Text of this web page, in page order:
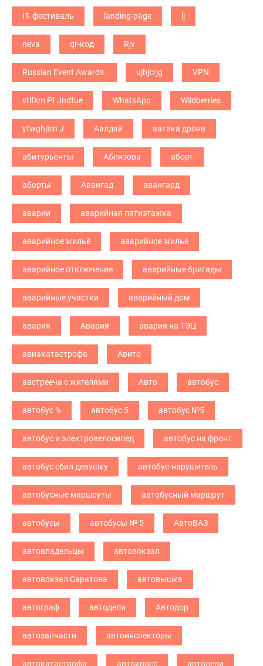
IT- фестиваль landing-page lj
neva qr-код Rjv
Russian Event Awards. ujhjcrjg VPN
vtlfkm Pf Jndfue WhatsApp Wildberries
yfwghjtrn J Аалдай аатака дронв
абитурьенты Аблязова аборт
аборты Авангад авангард
аварии аварийная пятиэтажка
аварийное жильё аварийное жилье
аварийное отключение аварийные бригады
аварийные участки аварийный дом
авария Авария авария на ТЭЦ
авиакатастрофа Авито
австрееча с жителями Авто автобус
автобус % автобус 5 автобус №5
автобус и электровелосипед автобус на фронт
автобус сбил девушку автобус-нарушитель
автобусные маршруты автобусный маршрут
автобусы автобусы № 5 АвтоВАЗ
автовладельцы автовокзал
автовокзал Саратова автовышка
автограф автодели Автодор
автозапчасти автоинспекторы
автокатастрофа автокросс автоледи